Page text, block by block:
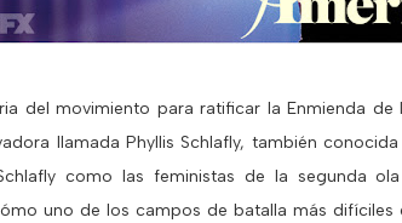
del movimiento para ratificar la Enmienda
llamada Phyllis Schlafly, también
como las feministas de la segunda
uno de los campos de batalla más